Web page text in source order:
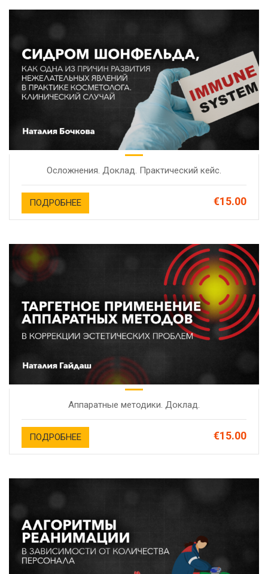
Осложнения. Доклад. Практический кейс.
ПОДРОБНЕЕ €15.00
Аппаратные методики. Доклад.
ПОДРОБНЕЕ €15.00